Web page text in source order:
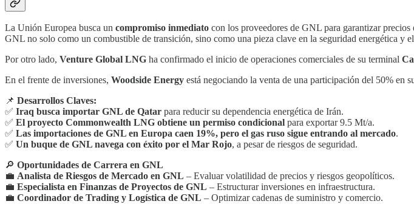
La Unión Europea busca un compromiso inmediato con los proveedores de GNL para garantizar
GNL no solo como un combustible de transición, sino como una pieza clave en la seguridad energética y
Por otro lado, Venture Global LNG ha confirmado el inicio de operaciones comerciales de su terminal
En el frente de inversiones, Woodside Energy está negociando la venta de una participación del 50%
📌 Desarrollos Claves:
✅ Iraq busca importar GNL de Qatar para reducir su dependencia energética de Irán.
✅ El proyecto Commonwealth LNG obtiene un permiso condicional para exportar 9.5 Mt/a.
✅ Las importaciones de GNL en Europa caen 19%, pero el gas ruso sigue entrando al mercado.
✅ Un buque de GNL navega con éxito por el Mar Rojo, a pesar de riesgos de seguridad.
🔎 Oportunidades de Carrera en GNL
💼 Analista de Riesgos de Mercado en GNL – Evaluar volatilidad de precios y riesgos geopolíticos.
💼 Especialista en Finanzas de Proyectos de GNL – Estructurar inversiones en infraestructura.
💼 Coordinador de Trading y Logística de GNL – Optimizar cadenas de suministro y comercio.